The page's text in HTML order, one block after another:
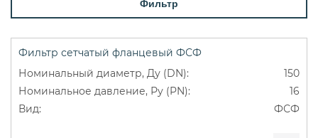
Фильтр
Фильтр сетчатый фланцевый ФСФ
150
16
ФСФ